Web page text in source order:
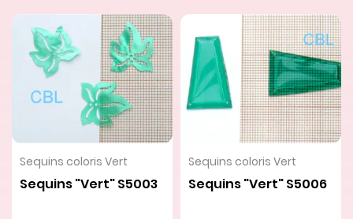
VOIR LE PRODUIT
Sequins coloris Vert
Sequins "Vert" S5003
VOIR LE PRODUIT
Sequins coloris Vert
Sequins "Vert" S5006